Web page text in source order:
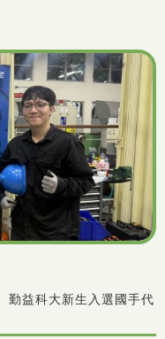
益科大新生入選國手代